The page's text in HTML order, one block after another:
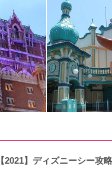
【2021】ディズニーシー攻